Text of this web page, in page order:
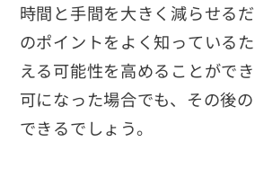
時間と手間を大きく減らせる
のポイントをよく知っている
える可能性を高めることがで
可になった場合でも、その後
できるでしょう。